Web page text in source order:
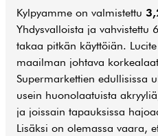
Kylpyamme on valmistettu
Yhdysvalloista ja
takaa pitkän käyttöiän.
maailman johtava
Supermarkettien edullisissa
usein huonolaatuista
ja joissain tapauksissa
Lisäksi on olemassa vaara,